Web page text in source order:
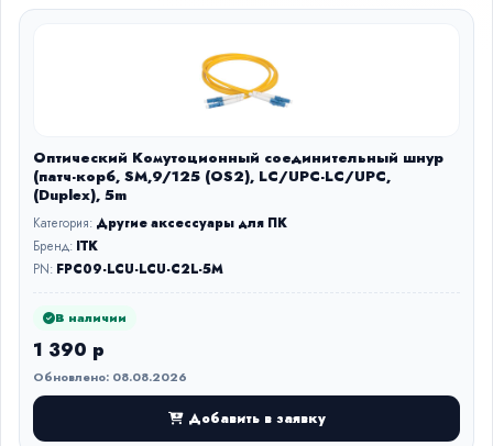
Оптический Комутоционный соединительный шнур
(патч-корб, SM,9/125 (OS2), LC/UPC-LC/UPC,
(Duplex), 5m
Категория: Другие аксессуары для ПК
Бренд: ITK
PN: FPC09-LCU-LCU-C2L-5M
В наличии
1 390 р
Обновлено: 08.08.2026
Добавить в заявку